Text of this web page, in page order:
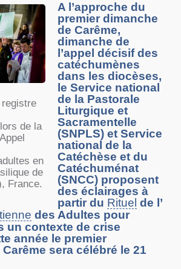
de la
en
de
France.
A l’approche du
premier dimanche
de Carême,
dimanche de
l’appel décisif des
catéchumènes
dans les diocèses,
le Service national
de la Pastorale
Liturgique et
Sacramentelle
(SNPLS) et Service
national de la
Catéchèse et du
Catéchuménat
(SNCC) proposent
des éclairages à
partir du Rituel de l’
des Adultes pour
un contexte de crise
année le premier
sera célébré le 21